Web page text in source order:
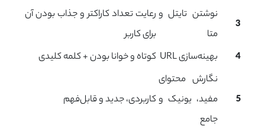
3
نوشتن تایتل و
متا
رعایت تعداد کاراکتر و جذاب بودن آن
برای کاربر
4
بهینه‌سازی URL کوتاه و خوانا بودن + کلمه کلیدی
5
نگارش محتوای
مفید، یونیک و
جامع
کاربردی، جدید و قابل‌فهم